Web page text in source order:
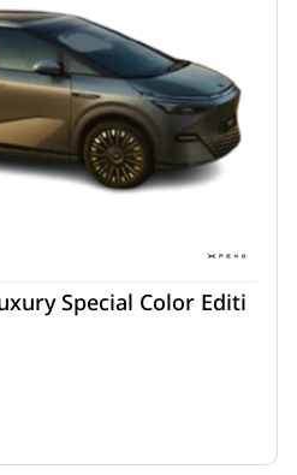
Special Color Editi